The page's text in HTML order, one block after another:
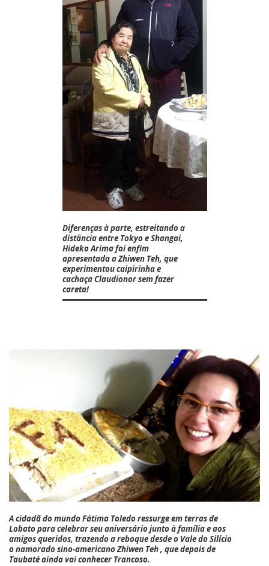
Diferenças à parte, estreitando a
distância entre Tokyo e Shangai,
Hideko Arimafoi enfim
apresentada aZhiwen Teh, que
experimentou caipirinha e
cachaça Claudionor sem fazer
careta!
A cidadã do mundoFátima Toledoressurge em terras de
Lobato para celebrar seu aniversário junto à família e aos
amigos queridos, trazendo a reboque desde o Vale do Silício
o namorado sino-americano Zhiwen Teh , que depois de
Taubaté ainda vai conhecer Trancoso.